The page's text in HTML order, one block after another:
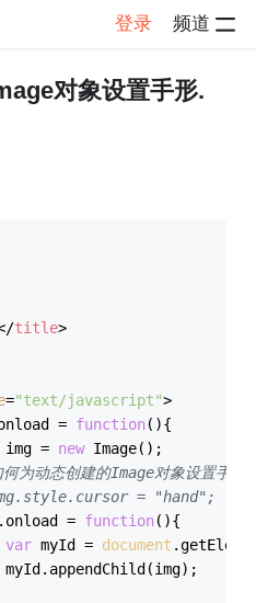
登录 频道
对象设置手形.
title>
="text/javascript">
= function( ){
img = new Image();
为动态创建的Image对象设置手形
= "hand";
img.onload =
function( ){
var myId = document
		    		myId.appendChild(img);